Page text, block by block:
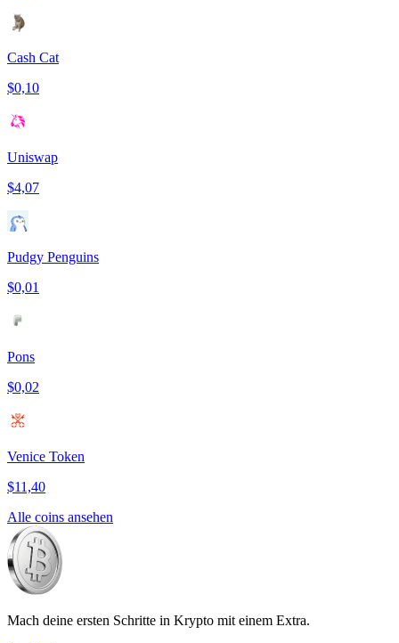
Cash Cat
$0,10
Uniswap
$4,07
Pudgy Penguins
$0,01
Pons
$0,02
Venice Token
$11,40
Alle coins ansehen
Mach deine ersten Schritte in Krypto mit einem Extra.